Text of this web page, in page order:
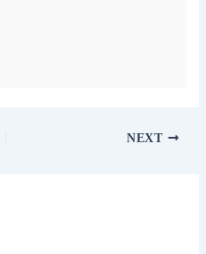
NEXT